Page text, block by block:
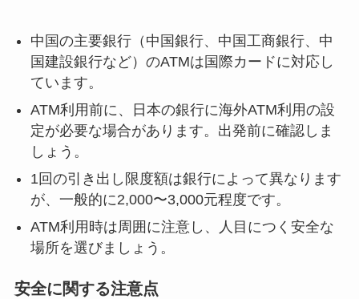
中国の主要銀行（中国銀行、中国工商銀行、中
国建設銀行など）のATMは国際カードに対応し
ています。
ATM利用前に、日本の銀行に海外ATM利用の設
定が必要な場合があります。出発前に確認しま
しょう。
1回の引き出し限度額は銀行によって異なります
が、一般的に2,000〜3,000元程度です。
ATM利用時は周囲に注意し、人目につく安全な
場所を選びましょう。
安全に関する注意点